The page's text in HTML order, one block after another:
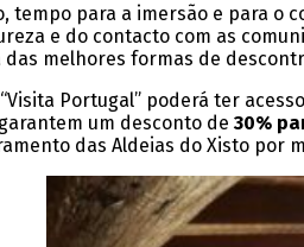
tempo para a imersão e para o
e do contacto com as
das melhores formas de
Portugal” poderá ter
um desconto de 30%
das Aldeias do Xisto por